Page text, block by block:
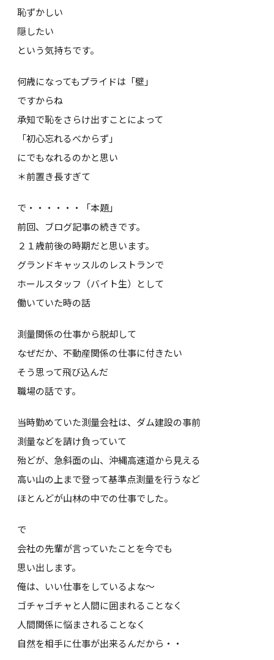
恥ずかしい
隠したい
という気持ちです。
何歳になってもプライドは「壁」
ですからね
承知で恥をさらけ出すことによって
「初心忘れるべからず」
にでもなれるのかと思い
＊前置き長すぎて
で・・・・・・「本題」
前回、ブログ記事の続きです。
２１歳前後の時期だと思います。
グランドキャッスルのレストランで
ホールスタッフ（バイト生）として
働いていた時の話
測量関係の仕事から脱却して
なぜだか、不動産関係の仕事に付きたい
そう思って飛び込んだ
職場の話です。
当時勤めていた測量会社は、ダム建設の事前
測量などを請け負っていて
殆どが、急斜面の山、沖縄高速道から見える
高い山の上まで登って基準点測量を行うなど
ほとんどが山林の中での仕事でした。
で
会社の先輩が言っていたことを今でも
思い出します。
俺は、いい仕事をしているよな～
ゴチャゴチャと人間に囲まれることなく
人間関係に悩まされることなく
自然を相手に仕事が出来るんだから・・